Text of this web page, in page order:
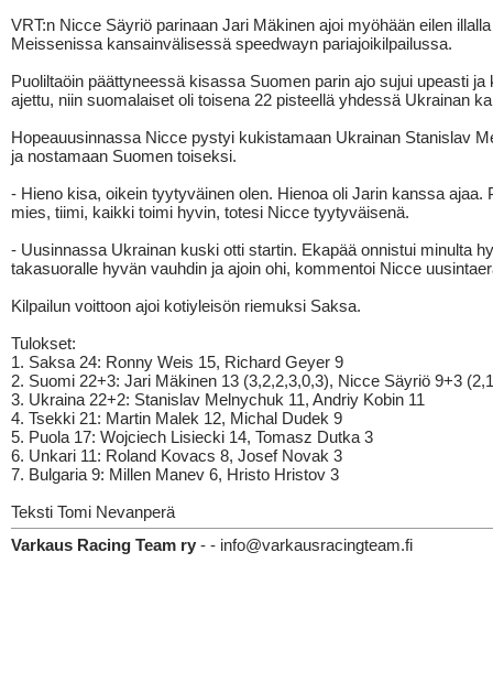
VRT:n Nicce Säyriö parinaan Jari Mäkinen ajoi myöhään eilen
Meissenissa kansainvälisessä speedwayn pariajoikilpailussa.
Puoliltaöin päättyneessä kisassa Suomen parin ajo sujui upeasti ja
ajettu, niin suomalaiset oli toisena 22 pisteellä yhdessä Ukrainan
Hopeauusinnassa Nicce pystyi kukistamaan Ukrainan Stanislav
ja nostamaan Suomen toiseksi.
- Hieno kisa, oikein tyytyväinen olen. Hienoa oli Jarin kanssa ajaa.
mies, tiimi, kaikki toimi hyvin, totesi Nicce tyytyväisenä.
- Uusinnassa Ukrainan kuski otti startin. Ekapää onnistui minulta
takasuoralle hyvän vauhdin ja ajoin ohi, kommentoi Nicce
Kilpailun voittoon ajoi kotiyleisön riemuksi Saksa.
Tulokset:
1. Saksa 24: Ronny Weis 15, Richard Geyer 9
2. Suomi 22+3: Jari Mäkinen 13 (3,2,2,3,0,3), Nicce Säyriö 9+3
3. Ukraina 22+2: Stanislav Melnychuk 11, Andriy Kobin 11
4. Tsekki 21: Martin Malek 12, Michal Dudek 9
5. Puola 17: Wojciech Lisiecki 14, Tomasz Dutka 3
6. Unkari 11: Roland Kovacs 8, Josef Novak 3
7. Bulgaria 9: Millen Manev 6, Hristo Hristov 3
Teksti Tomi Nevanperä
Varkaus Racing Team ry - - info@varkausracingteam.fi